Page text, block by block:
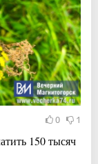
0 1
150 тысяч